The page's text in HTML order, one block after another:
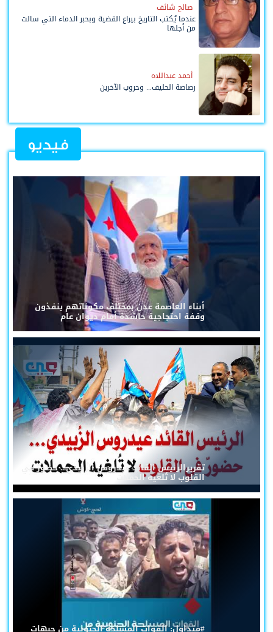
صالح شائف
عندما يُكتب التاريخ بيراع القضية وبحبر الدماء التي سالت
من أجلها
أحمد عبداللاه
رصاصة الحليف... وحروب الآخرين
فيديو
أبناء العاصمة عدن بمختلف مكوناتهم ينفذون
وقفة احتجاجية حاشدة أمام ديوان عام
تقريرالرئيس القائد عيدروس الزُبيدي... حضورٌ في
القلوب لا تُلغيه الحملات
#متداول: القوات المسلحة الجنوبية من جبهات